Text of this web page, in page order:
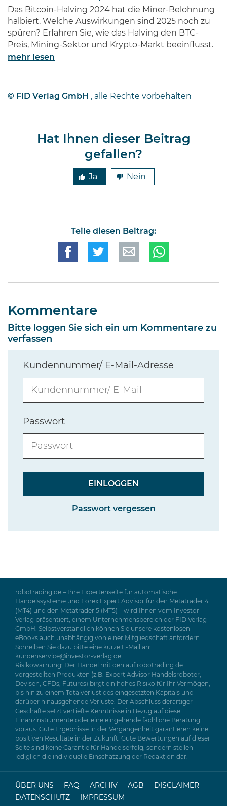
Das Bitcoin-Halving 2024 hat die Miner-Belohnung
halbiert. Welche Auswirkungen sind 2025 noch zu
spüren? Erfahren Sie, wie das Halving den BTC-
Preis, Mining-Sektor und Krypto-Markt beeinflusst.
mehr lesen
© FID Verlag GmbH , alle Rechte vorbehalten
Hat Ihnen dieser Beitrag
gefallen?
Ja Nein
Teile diesen Beitrag:
Kommentare
Bitte loggen Sie sich ein um Kommentare zu
verfassen
Kundennummer/ E-Mail-Adresse
Passwort
Passwort vergessen
robotrading.de – Ihre Expertenseite für automatische
Handelssysteme und Forex Expert Advisor für den Metatrader 4
(MT4) und den Metatrader 5 (MT5) – wird Ihnen vom Investor
Verlag präsentiert, einem Unternehmensbereich der FID Verlag
GmbH. Selbstverständlich können Sie unsere kostenlosen
eBooks auch unabhängig von einer Mitgliedschaft anfordern.
Schreiben Sie dazu bitte eine kurze E-Mail an:
kundenservice@investor-verlag.de
Risikowarnung: Der Handel mit den auf robotrading.de
vorgestellten Produkten (z.B. Expert Advisor Handelsroboter,
Devisen, CFDs, Futures) birgt ein hohes Risiko für Ihr Vermögen,
bis hin zu einem Totalverlust des eingesetzten Kapitals und
darüber hinausgehende Verluste. Der Abschluss derartiger
Geschäfte setzt vertiefte Kenntnisse in Bezug auf diese
Finanzinstrumente oder eine eingehende fachliche Beratung
voraus. Gute Ergebnisse in der Vergangenheit garantieren keine
positiven Resultate in der Zukunft. Gute Bewertungen auf dieser
Seite sind keine Garantie für Handelserfolg, sondern stellen
lediglich die individuelle Einschätzung der Redaktion dar.
ÜBER UNS FAQ ARCHIV AGB
DISCLAIMER
DATENSCHUTZ
IMPRESSUM